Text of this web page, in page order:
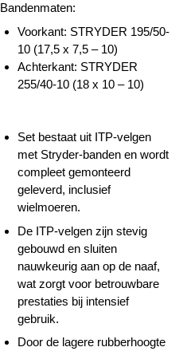
Bandenmaten:
Voorkant: STRYDER 195/50-
10 (17,5 x 7,5 – 10)
Achterkant: STRYDER
255/40-10 (18 x 10 – 10)
Set bestaat uit ITP-velgen
met Stryder-banden en wordt
compleet gemonteerd
geleverd, inclusief
wielmoeren.
De ITP-velgen zijn stevig
gebouwd en sluiten
nauwkeurig aan op de naaf,
wat zorgt voor betrouwbare
prestaties bij intensief
gebruik.
Door de lagere rubberhoogte